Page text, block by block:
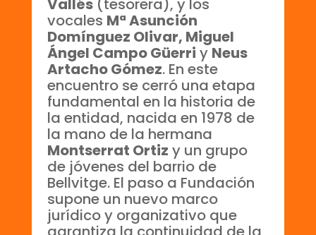
Vallés (tesorera), y los
vocales Mª Asunción
Domínguez Olivar, Miguel
Ángel Campo Güerri y Neus
Artacho Gómez. En este
encuentro se cerró una etapa
fundamental en la historia de
la entidad, nacida en 1978 de
la mano de la hermana
Montserrat Ortiz y un grupo
de jóvenes del barrio de
Bellvitge. El paso a Fundación
supone un nuevo marco
jurídico y organizativo que